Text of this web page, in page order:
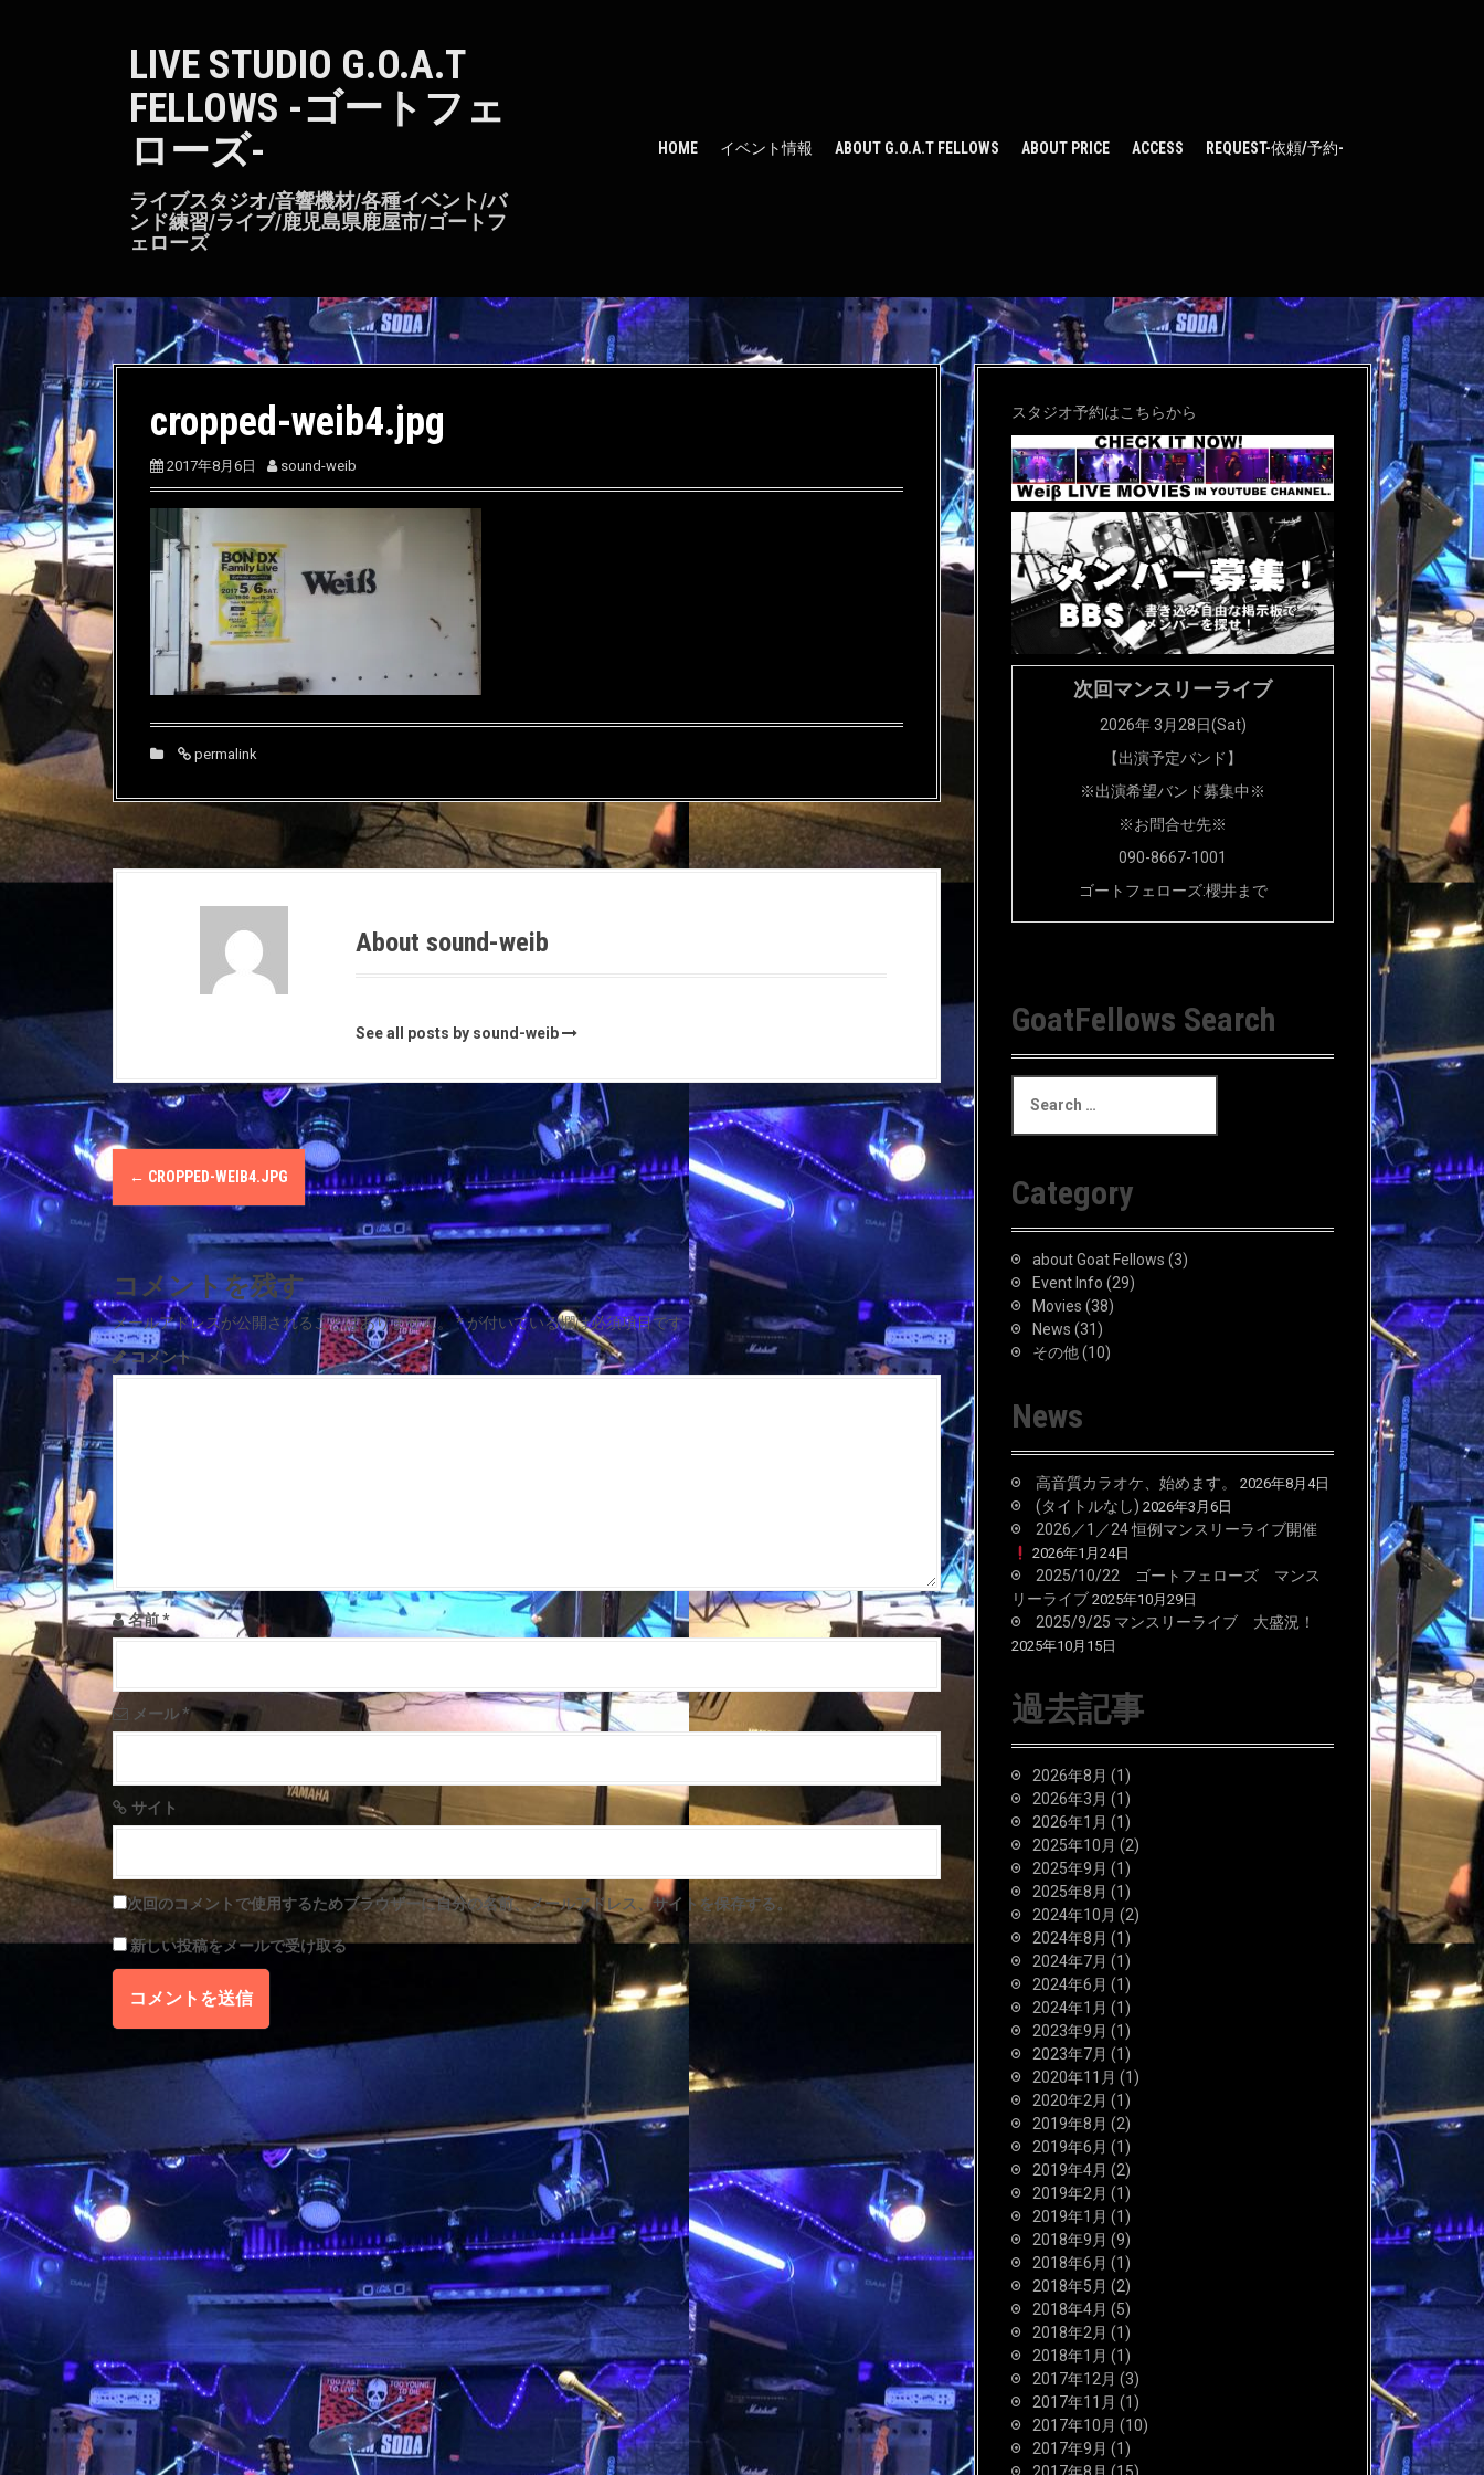
LIVE STUDIO G.O.A.T
FELLOWS -ゴートフェ
ローズ-
ライブスタジオ/音響機材/各種イベント/バ
ンド練習/ライブ/鹿児島県鹿屋市/ゴートフ
ェローズ
HOME イベント情報 ABOUT G.O.A.T FELLOWS ABOUT PRICE ACCESS REQUEST-依頼/予約-
cropped-weib4.jpg
2017年8月6日 sound-weib
permalink
About sound-weib
See all posts by sound-weib
P
o
t
n
a
v
i
a
t
i
o
n
← CROPPED-WEIB4.JPG
コメントを残す
メールアドレスが公開されることはありません。 *が付いている欄は必須項目です
コメント
名前*
メール*
サイト
次回のコメントで使用するためブラウザーに自分の名前、メールアドレス、サイトを保存する。
新しい投稿をメールで受け取る
スタジオ予約はこちらから
次回マンスリーライブ
2026年 3月28日(Sat)
【出演予定バンド】
※出演希望バンド募集中※
※お問合せ先※
090-8667-1001
ゴートフェローズ:櫻井まで
GoatFellows Search
a
c
h
f
Category
about Goat Fellows (3)
Event Info (29)
Movies (38)
News (31)
その他(10)
News
高音質カラオケ、始めます。 2026年8月4日
(タイトルなし) 2026年3月6日
2026／1／24 恒例マンスリーライブ開催
2026年1月24日
2025/10/22 ゴートフェローズ マンス
リーライブ 2025年10月29日
2025/9/25 マンスリーライブ 大盛況！
2025年10月15日
過去記事
2026年8月 (1)
2026年3月 (1)
2026年1月 (1)
2025年10月 (2)
2025年9月 (1)
2025年8月 (1)
2024年10月 (2)
2024年8月 (1)
2024年7月 (1)
2024年6月 (1)
2024年1月 (1)
2023年9月 (1)
2023年7月 (1)
2020年11月 (1)
2020年2月 (1)
2019年8月 (2)
2019年6月 (1)
2019年4月 (2)
2019年2月 (1)
2019年1月 (1)
2018年9月 (9)
2018年6月 (1)
2018年5月 (2)
2018年4月 (5)
2018年2月 (1)
2018年1月 (1)
2017年12月 (3)
2017年11月 (1)
2017年10月 (10)
2017年9月 (1)